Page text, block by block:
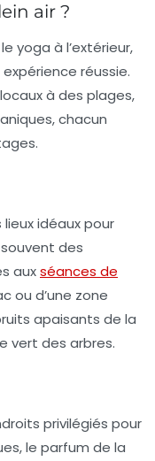
air ?
yoga à l’extérieur,
réussie.
à des plages,
chacun
idéaux pour
des
auxséances de
ou d’une zone
apaisants de la
vert des arbres.
privilégiés pour
le parfum de la